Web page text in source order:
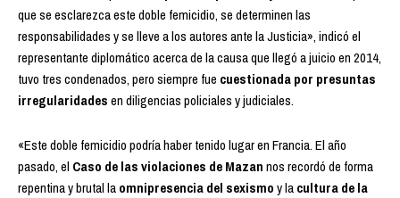
que se esclarezca este doble femicidio, se determinen las
responsabilidades y se lleve a los autores ante la Justicia», indicó el
representante diplomático acerca de la causa que llegó a juicio en 2014,
tuvo tres condenados, pero siempre fue cuestionada por presuntas
irregularidadesen diligencias policiales y judiciales.
«Este doble femicidio podría haber tenido lugar en Francia. El año
pasado, el Caso de las violaciones de Mazannos recordó de forma
repentina y brutal laomnipresencia del sexismoy lacultura de la